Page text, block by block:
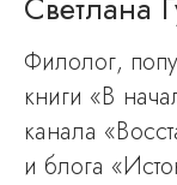
Филолог,
книги «В
канала
и блога